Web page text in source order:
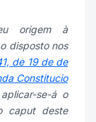
origem à
disposto nos
de 19 de de
Constitucio
aplicar-se-á o
caput deste